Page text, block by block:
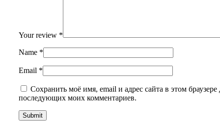
Your review *
Name *
Email *
Сохранить моё имя, email и адрес сайта в этом браузере
последующих моих комментариев.